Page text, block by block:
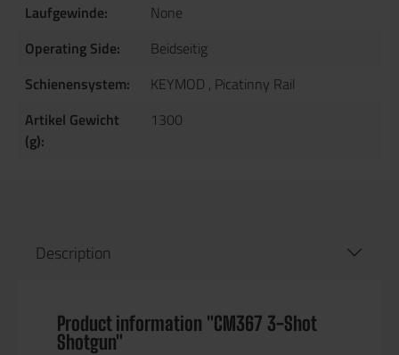
Laufgewinde:
None
Operating Side:
Beidseitig
Schienensystem:
KEYMOD , Picatinny Rail
Artikel Gewicht
(g):
1300
Description
Product information "CM367 3-Shot
Shotgun"